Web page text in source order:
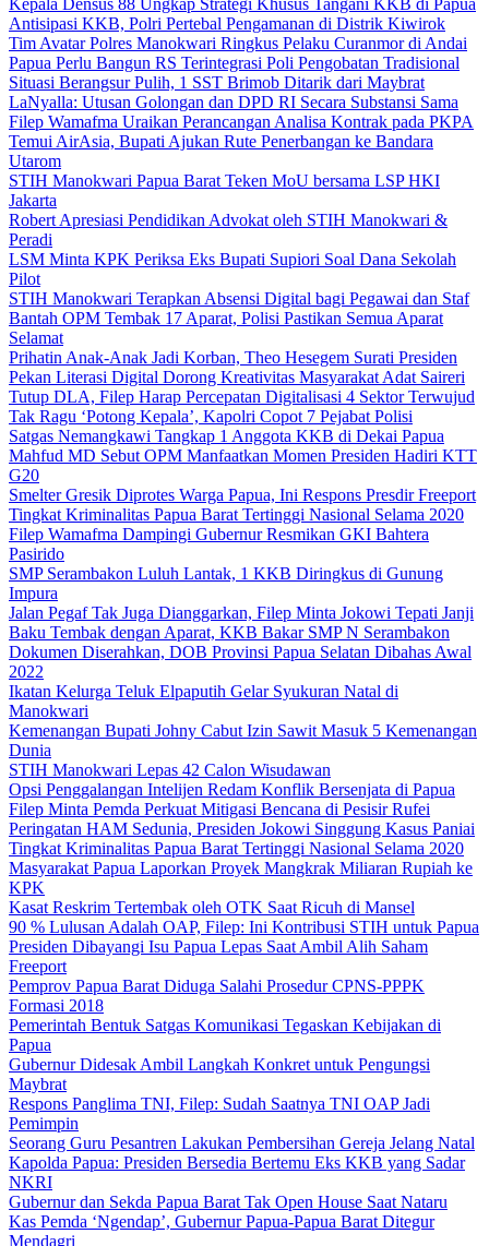
Kepala Densus 88 Ungkap Strategi Khusus Tangani KKB di Papua
Antisipasi KKB, Polri Pertebal Pengamanan di Distrik Kiwirok
Tim Avatar Polres Manokwari Ringkus Pelaku Curanmor di Andai
Papua Perlu Bangun RS Terintegrasi Poli Pengobatan Tradisional
Situasi Berangsur Pulih, 1 SST Brimob Ditarik dari Maybrat
LaNyalla: Utusan Golongan dan DPD RI Secara Substansi Sama
Filep Wamafma Uraikan Perancangan Analisa Kontrak pada PKPA
Temui AirAsia, Bupati Ajukan Rute Penerbangan ke Bandara
Utarom
STIH Manokwari Papua Barat Teken MoU bersama LSP HKI
Jakarta
Robert Apresiasi Pendidikan Advokat oleh STIH Manokwari &
Peradi
LSM Minta KPK Periksa Eks Bupati Supiori Soal Dana Sekolah
Pilot
STIH Manokwari Terapkan Absensi Digital bagi Pegawai dan Staf
Bantah OPM Tembak 17 Aparat, Polisi Pastikan Semua Aparat
Selamat
Prihatin Anak-Anak Jadi Korban, Theo Hesegem Surati Presiden
Pekan Literasi Digital Dorong Kreativitas Masyarakat Adat Saireri
Tutup DLA, Filep Harap Percepatan Digitalisasi 4 Sektor Terwujud
Tak Ragu ‘Potong Kepala’, Kapolri Copot 7 Pejabat Polisi
Satgas Nemangkawi Tangkap 1 Anggota KKB di Dekai Papua
Mahfud MD Sebut OPM Manfaatkan Momen Presiden Hadiri KTT
G20
Smelter Gresik Diprotes Warga Papua, Ini Respons Presdir Freeport
Tingkat Kriminalitas Papua Barat Tertinggi Nasional Selama 2020
Filep Wamafma Dampingi Gubernur Resmikan GKI Bahtera
Pasirido
SMP Serambakon Luluh Lantak, 1 KKB Diringkus di Gunung
Impura
Jalan Pegaf Tak Juga Dianggarkan, Filep Minta Jokowi Tepati Janji
Baku Tembak dengan Aparat, KKB Bakar SMP N Serambakon
Dokumen Diserahkan, DOB Provinsi Papua Selatan Dibahas Awal
2022
Ikatan Kelurga Teluk Elpaputih Gelar Syukuran Natal di
Manokwari
Kemenangan Bupati Johny Cabut Izin Sawit Masuk 5 Kemenangan
Dunia
STIH Manokwari Lepas 42 Calon Wisudawan
Opsi Penggalangan Intelijen Redam Konflik Bersenjata di Papua
Filep Minta Pemda Perkuat Mitigasi Bencana di Pesisir Rufei
Peringatan HAM Sedunia, Presiden Jokowi Singgung Kasus Paniai
Tingkat Kriminalitas Papua Barat Tertinggi Nasional Selama 2020
Masyarakat Papua Laporkan Proyek Mangkrak Miliaran Rupiah ke
KPK
Kasat Reskrim Tertembak oleh OTK Saat Ricuh di Mansel
90 % Lulusan Adalah OAP, Filep: Ini Kontribusi STIH untuk Papua
Presiden Dibayangi Isu Papua Lepas Saat Ambil Alih Saham
Freeport
Pemprov Papua Barat Diduga Salahi Prosedur CPNS-PPPK
Formasi 2018
Pemerintah Bentuk Satgas Komunikasi Tegaskan Kebijakan di
Papua
Gubernur Didesak Ambil Langkah Konkret untuk Pengungsi
Maybrat
Respons Panglima TNI, Filep: Sudah Saatnya TNI OAP Jadi
Pemimpin
Seorang Guru Pesantren Lakukan Pembersihan Gereja Jelang Natal
Kapolda Papua: Presiden Bersedia Bertemu Eks KKB yang Sadar
NKRI
Gubernur dan Sekda Papua Barat Tak Open House Saat Nataru
Kas Pemda ‘Ngendap’, Gubernur Papua-Papua Barat Ditegur
Mendagri